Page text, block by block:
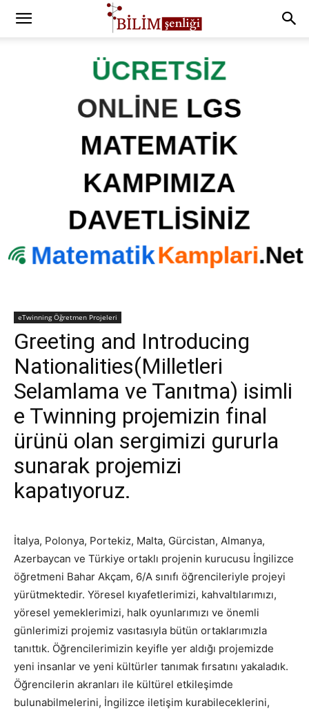
eTwinning Öğretmen Projeleri
Greeting and Introducing
Nationalities(Milletleri
Selamlama ve Tanıtma) isimli
e Twinning projemizin final
ürünü olan sergimizi gururla
sunarak projemizi
kapatıyoruz.
İtalya, Polonya, Portekiz, Malta, Gürcistan, Almanya,
Azerbaycan ve Türkiye ortaklı projenin kurucusu İngilizce
öğretmeni Bahar Akçam, 6/A sınıfı öğrencileriyle projeyi
yürütmektedir. Yöresel kıyafetlerimizi, kahvaltılarımızı,
yöresel yemeklerimizi, halk oyunlarımızı ve önemli
günlerimizi projemiz vasıtasıyla bütün ortaklarımızla
tanıttık. Öğrencilerimizin keyifle yer aldığı projemizde
yeni insanlar ve yeni kültürler tanımak fırsatını yakaladık.
Öğrencilerin akranları ile kültürel etkileşimde
bulunabilmelerini, İngilizce iletişim kurabileceklerini,